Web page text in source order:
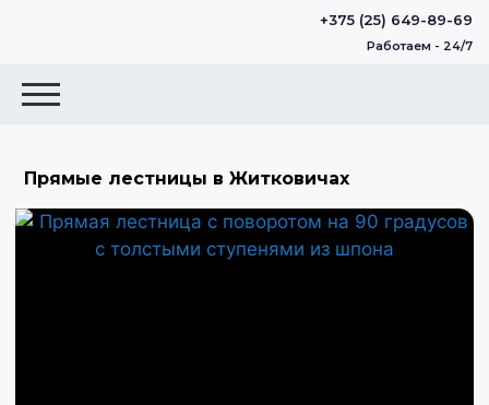
+375 (25) 649-89-69
Работаем - 24/7
Прямые лестницы в Житковичах